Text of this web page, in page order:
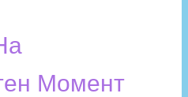
Момент